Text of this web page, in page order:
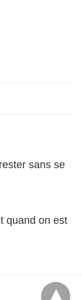
sans se
quand on est